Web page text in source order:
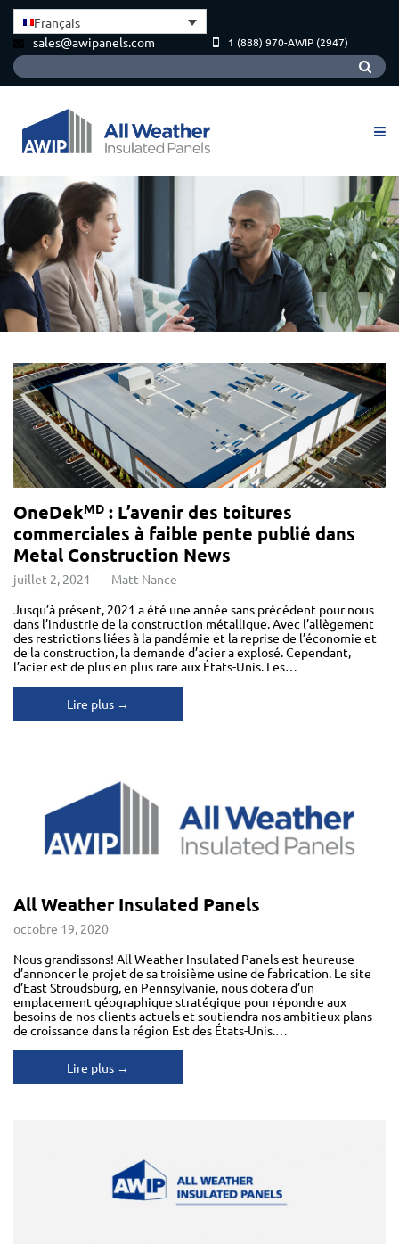
Français
sales@awipanels.com
1 (888) 970-AWIP (2947)
OneDekMD : L’avenir des toitures
commerciales à faible pente publié dans
Metal Construction News
juillet 2, 2021
Matt Nance
Jusqu’à présent, 2021 a été une année sans précédent pour nous
dans l’industrie de la construction métallique. Avec l’allègement
des restrictions liées à la pandémie et la reprise de l’économie et
de la construction, la demande d’acier a explosé. Cependant,
l’acier est de plus en plus rare aux États-Unis. Les…
Lire plus →
All Weather Insulated Panels
octobre 19, 2020
Nous grandissons! All Weather Insulated Panels est heureuse
d’annoncer le projet de sa troisième usine de fabrication. Le site
d’East Stroudsburg, en Pennsylvanie, nous dotera d’un
emplacement géographique stratégique pour répondre aux
besoins de nos clients actuels et soutiendra nos ambitieux plans
de croissance dans la région Est des États-Unis.…
Lire plus →